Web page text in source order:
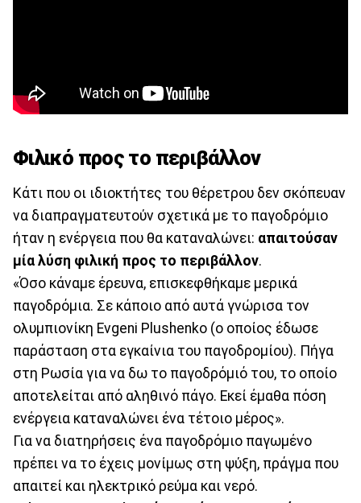
Φιλικό προς το περιβάλλον
Κάτι που οι ιδιοκτήτες του θέρετρου δεν σκόπευαν
να διαπραγματευτούν σχετικά με το παγοδρόμιο
ήταν η ενέργεια που θα καταναλώνει: απαιτούσαν
μία λύση φιλική προς το περιβάλλον.
«Όσο κάναμε έρευνα, επισκεφθήκαμε μερικά
παγοδρόμια. Σε κάποιο από αυτά γνώρισα τον
ολυμπιονίκη Evgeni Plushenko (ο οποίος έδωσε
παράσταση στα εγκαίνια του παγοδρομίου). Πήγα
στη Ρωσία για να δω το παγοδρόμιό του, το οποίο
αποτελείται από αληθινό πάγο. Εκεί έμαθα πόση
ενέργεια καταναλώνει ένα τέτοιο μέρος».
Για να διατηρήσεις ένα παγοδρόμιο παγωμένο
πρέπει να το έχεις μονίμως στη ψύξη, πράγμα που
απαιτεί και ηλεκτρικό ρεύμα και νερό.